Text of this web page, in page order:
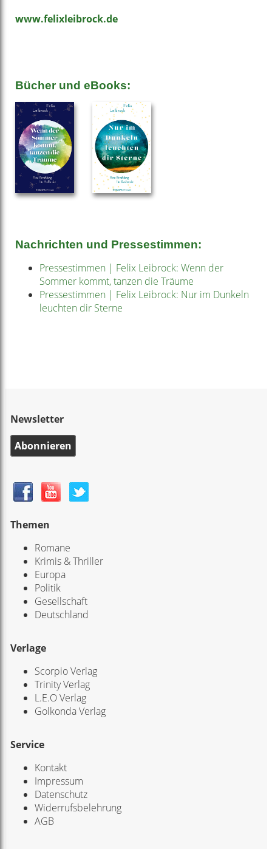
www.felixleibrock.de
Bücher und eBooks:
Nachrichten und Pressestimmen:
Pressestimmen | Felix Leibrock: Wenn der
Sommer kommt, tanzen die Träume
Pressestimmen | Felix Leibrock: Nur im Dunkeln
leuchten dir Sterne
Newsletter
Abonnieren
Themen
Romane
Krimis & Thriller
Europa
Politik
Gesellschaft
Deutschland
Verlage
Scorpio Verlag
Trinity Verlag
L.E.O Verlag
Golkonda Verlag
Service
Kontakt
Impressum
Datenschutz
Widerrufsbelehrung
AGB